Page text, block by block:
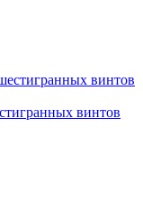
винтов